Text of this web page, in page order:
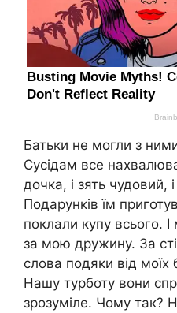
Батьки не могли з
Сусідам все
дочка, і зять чудовий,
Подарунків їм
поклали купу всього.
за мою дружину. За
слова подяки від моїх
Нашу турботу вони
зрозуміле. Чому так?